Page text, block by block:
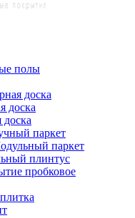
полы
доска
доска
доска
паркет
паркет
плинтус
пробковое